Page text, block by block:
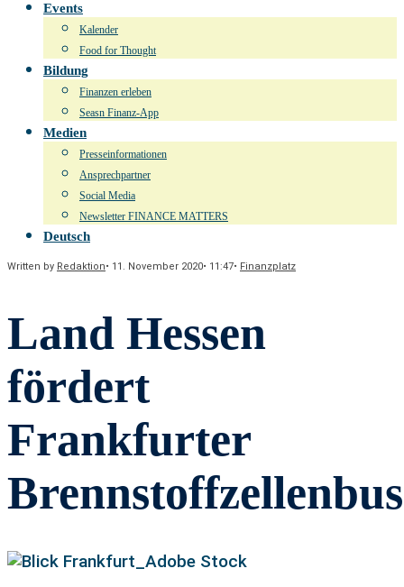
Events
Kalender
Food for Thought
Bildung
Finanzen erleben
Seasn Finanz-App
Medien
Presseinformationen
Ansprechpartner
Social Media
Newsletter FINANCE MATTERS
Deutsch
Written by Redaktion• 11. November 2020• 11:47• Finanzplatz
Land Hessen
fördert
Frankfurter